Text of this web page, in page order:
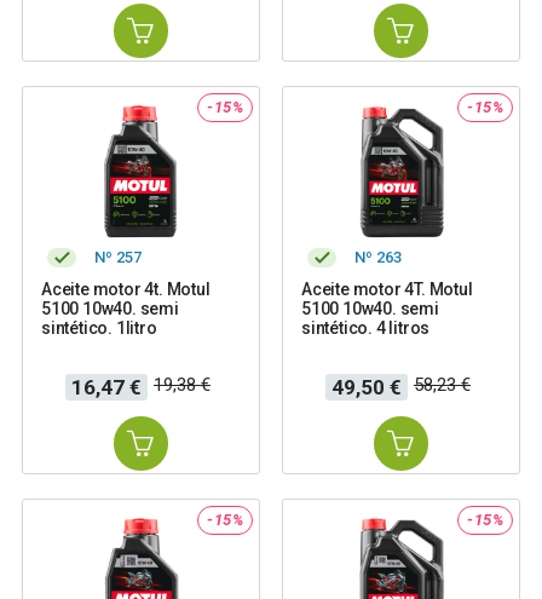
-15%
Nº 257
Aceite motor 4t. Motul
5100 10w40. semi
sintético. 1litro
Precio
16,47 €
Precio
base
19,38 €
-15%
Nº 263
Aceite motor 4T. Motul
5100 10w40. semi
sintético. 4 litros
Precio
49,50 €
Precio
base
58,23 €
-15% -15%